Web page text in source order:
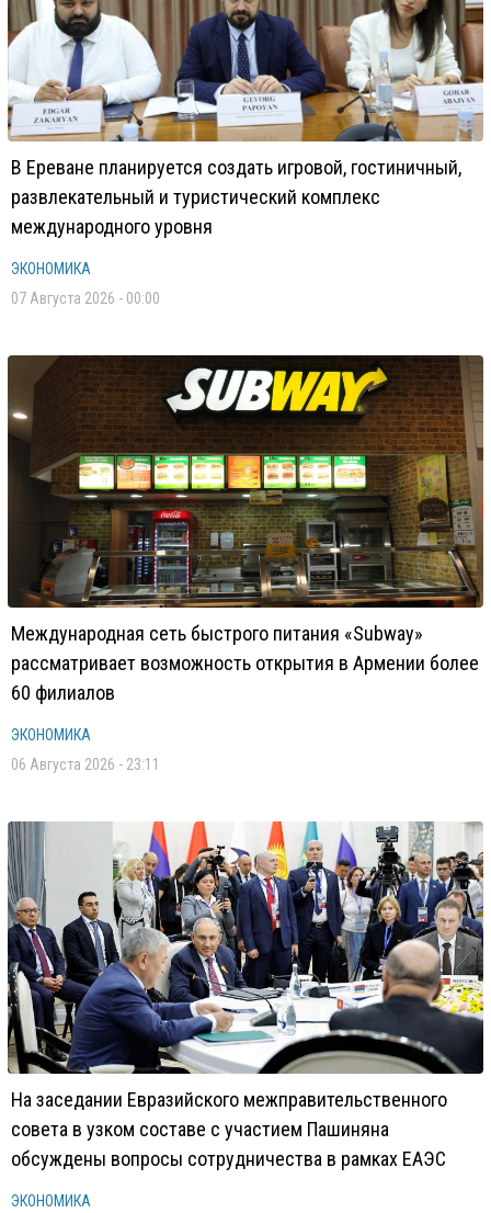
В Ереване планируется создать игровой, гостиничный,
развлекательный и туристический комплекс
международного уровня
ЭКОНОМИКА
07 Августа 2026 - 00:00
Международная сеть быстрого питания «Subway»
рассматривает возможность открытия в Армении более
60 филиалов
ЭКОНОМИКА
06 Августа 2026 - 23:11
На заседании Евразийского межправительственного
совета в узком составе с участием Пашиняна
обсуждены вопросы сотрудничества в рамках ЕАЭС
ЭКОНОМИКА